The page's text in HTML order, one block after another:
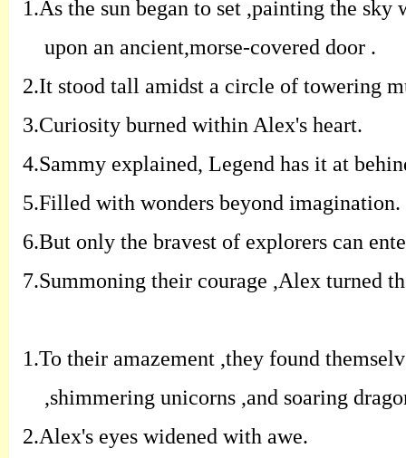
1.As the sun began to set ,painting the
upon an ancient,morse-covered door .
2.It stood tall amidst a circle of towering
3.Curiosity burned within Alex's heart.
4.Sammy explained, Legend has it at
5.Filled with wonders beyond imagination.
6.But only the bravest of explorers can
7.Summoning their courage ,Alex turned
1.To their amazement ,they found
,shimmering unicorns ,and soaring
2.Alex's eyes widened with awe.